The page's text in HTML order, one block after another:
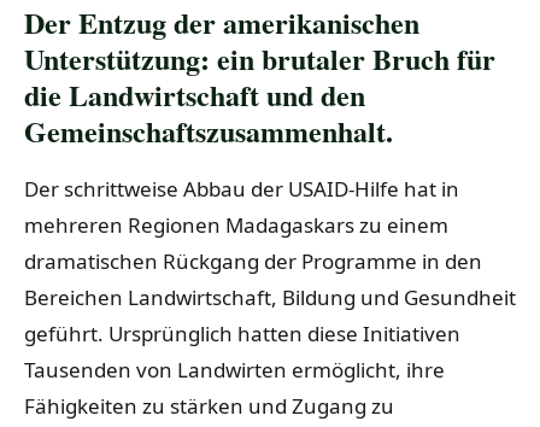
Der Entzug der amerikanischen
Unterstützung: ein brutaler Bruch für
die Landwirtschaft und den
Gemeinschaftszusammenhalt.
Der schrittweise Abbau der USAID-Hilfe hat in
mehreren Regionen Madagaskars zu einem
dramatischen Rückgang der Programme in den
Bereichen Landwirtschaft, Bildung und Gesundheit
geführt. Ursprünglich hatten diese Initiativen
Tausenden von Landwirten ermöglicht, ihre
Fähigkeiten zu stärken und Zugang zu